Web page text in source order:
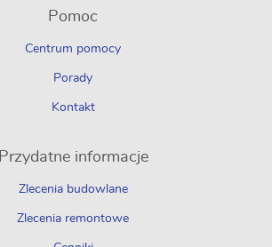
Pomoc
Centrum pomocy
Porady
Kontakt
Przydatne informacje
Zlecenia budowlane
Zlecenia remontowe